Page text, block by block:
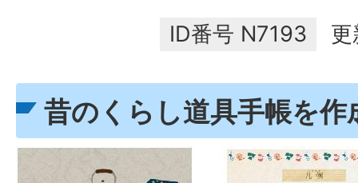
ID番号 N7193
昔のくらし道具手帳を作